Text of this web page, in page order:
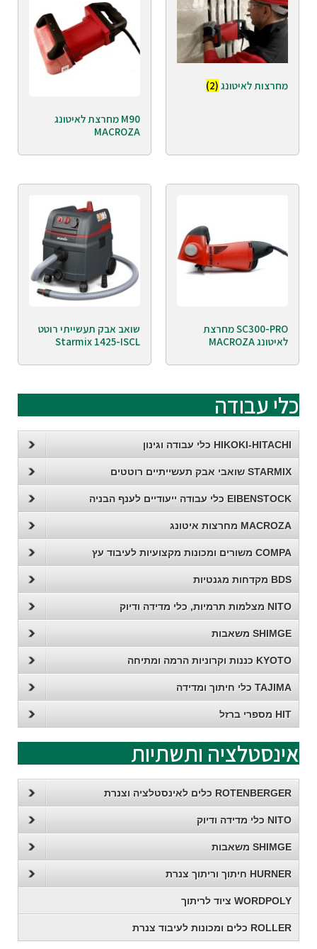
כלי עבודה
HIKOKI-HITACHI כלי עבודה וגינון
STARMIX שואבי אבק תעשייתיים רוטטים
EIBENSTOCK כלי עבודה ייעודיים לענף הבניה
MACROZA מחרצות איטונג
COMPA משורים ומכונות מקצועיות לעיבוד עץ
BDS מקדחות מגנטיות
NITO מצלמות תרמיות, כלי מדידה ודיוק
SHIMGE משאבות
KYOTO כננות וקרוניות הרמה ומתיחה
TAJIMA כלי חיתוך ומדידה
HIT מספרי ברזל
אינסטלציה ותשתיות
ROTENBERGER כלים לאינסטלציה וצנרת
NITO כלי מדידה ודיוק
SHIMGE משאבות
HURNER חיתוך וריתוך צנרת
WORDPOLY ציוד לריתוך
ROLLER כלים ומכונות לעיבוד צנרת
מחרצות לאיטונג (2)
M90 מחרצת לאיטונג
MACROZA
SC300-PRO מחרצת
לאיטונג MACROZA
שואב אבק תעשייתי רוטט
Starmix 1425-ISCL